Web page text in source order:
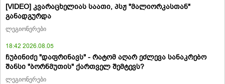
[VIDEO] კვარაცხელიას საათი, პსჟ "მალიორკასთან"
განადგურდა
ლეგიონერები
18:42 2026.08.05
ჩუბინიძე "დაფრინავს" - რატომ აღარ ეძლევა სანაკრებო
შანსი "ბორნმუთის" ქართველ შემტევს?
ლეგიონერები